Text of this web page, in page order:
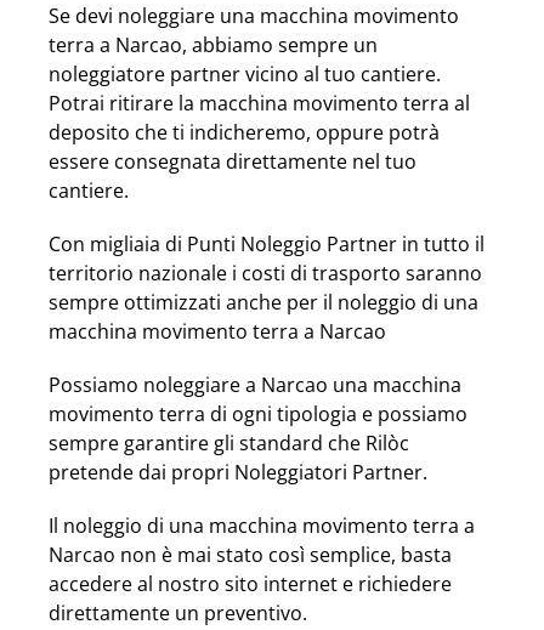
Se devi noleggiare una macchina movimento
terra a Narcao, abbiamo sempre un
noleggiatore partner vicino al tuo cantiere.
Potrai ritirare la macchina movimento terra al
deposito che ti indicheremo, oppure potrà
essere consegnata direttamente nel tuo
cantiere.
Con migliaia di Punti Noleggio Partner in tutto il
territorio nazionale i costi di trasporto saranno
sempre ottimizzati anche per il noleggio di una
macchina movimento terra a Narcao
Possiamo noleggiare a Narcao una macchina
movimento terra di ogni tipologia e possiamo
sempre garantire gli standard che Rilòc
pretende dai propri Noleggiatori Partner.
Il noleggio di una macchina movimento terra a
Narcao non è mai stato così semplice, basta
accedere al nostro sito internet e richiedere
direttamente un preventivo.